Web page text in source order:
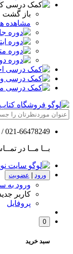
باز گشت
مشاهده
021-66478249 / 09107856100
بــا مــا در
ورود عضویت
ورود به
کاربر
پروفایل
0
سبد خرید